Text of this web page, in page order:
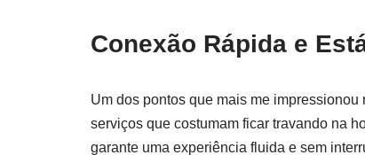
Conexão Rápida e
Um dos pontos que mais me
serviços que costumam ficar travando na
garante uma experiência fluida e sem